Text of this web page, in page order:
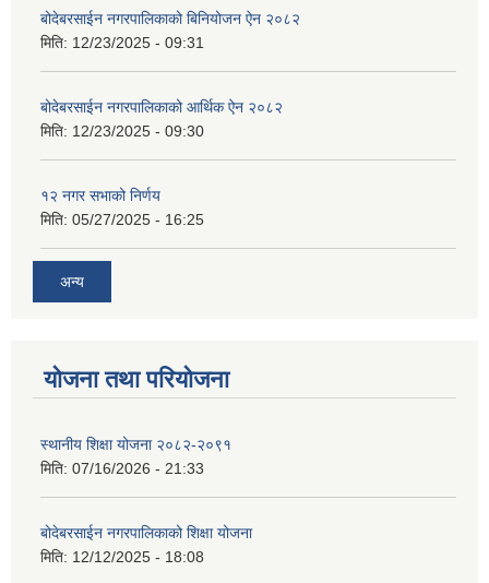
बोदेबरसाईन नगरपालिकाको बिनियोजन ऐन २०८२
मिति: 12/23/2025 - 09:31
बोदेबरसाईन नगरपालिकाको आर्थिक ऐन २०८२
मिति: 12/23/2025 - 09:30
१२ नगर सभाको निर्णय
मिति: 05/27/2025 - 16:25
अन्य
योजना तथा परियोजना
स्थानीय शिक्षा योजना २०८२-२०९१
मिति: 07/16/2026 - 21:33
बोदेबरसाईन नगरपालिकाको शिक्षा योजना
मिति: 12/12/2025 - 18:08